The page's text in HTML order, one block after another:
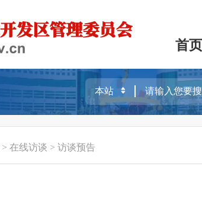
首页
>在线访谈 >访谈预告